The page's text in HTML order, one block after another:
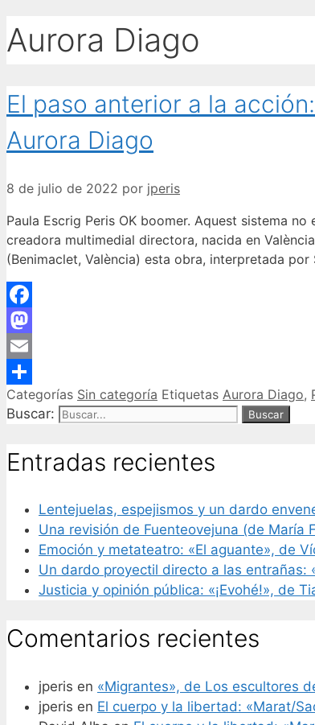
Aurora Diago
El paso anterior a la
Aurora Diago
8 de julio de 2022 por jperis
Paula Escrig Peris OK boomer. Aquest sistema
creadora multimedial directora, nacida en
(Benimaclet, València) esta obra, interpretada
Facebook
Mastodon
Email
Compartir
Categorías Sin categoría Etiquetas Aurora Diago,
Buscar:
Entradas recientes
Lentejuelas, espejismos y un dardo
Una revisión de Fuenteovejuna (de María
Emoción y metateatro: «El aguante», de
Un dardo proyectil directo a las entrañas:
Justicia y opinión pública: «¡Evohé!», de
Comentarios recientes
jperis en «Migrantes», de Los escultores
jperis en El cuerpo y la libertad: «Marat/